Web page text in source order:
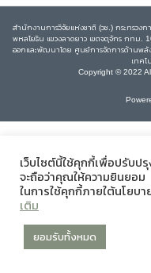
สำนักงานการวิจัยแห่งชาติ (วช.) กระทรว
พหลโยธิน แขวงลาดยาว เขตจตุจักร กทม.
ออกและพัฒนาโดย ศูนย์การจัดการด้านพลั
เทคโ
Copyright © 2022
เว็บไซต์นี้ใช้คุกกี้เพื่อปรับป
จะถือว่าคุณให้ความยินยอม
ในการใช้คุกกี้ภายใต้นโยบา
เติม
ยอมรับทั้งหมด